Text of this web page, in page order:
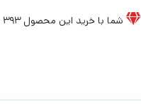
شما با خرید این محصول393